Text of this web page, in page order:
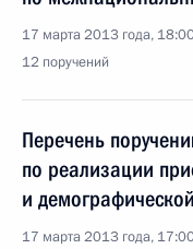
17 марта 2013 года,
12 поручений
Перечень
по реализации
и
17 марта 2013 года,